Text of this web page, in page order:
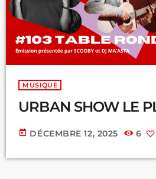
MUSIQUE
URBAN SHOW LE
today DÉCEMBRE 12, 2025 6